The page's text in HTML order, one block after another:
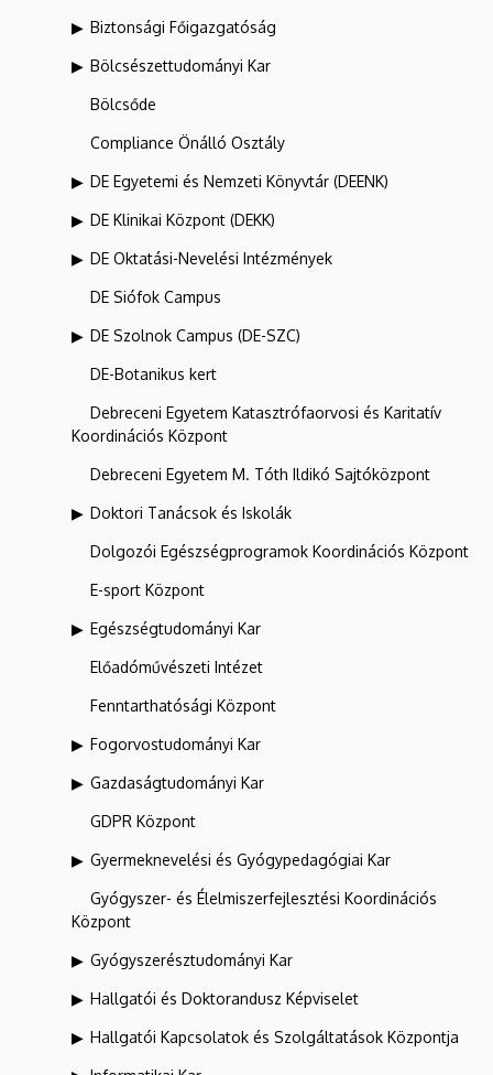
Biztonsági Főigazgatóság
Bölcsészettudományi Kar
Bölcsőde
Compliance Önálló Osztály
DE Egyetemi és Nemzeti Könyvtár (DEENK)
DE Klinikai Központ (DEKK)
DE Oktatási-Nevelési Intézmények
DE Siófok Campus
DE Szolnok Campus (DE-SZC)
DE-Botanikus kert
Debreceni Egyetem Katasztrófaorvosi és Karitatív
Koordinációs Központ
Debreceni Egyetem M. Tóth Ildikó Sajtóközpont
Doktori Tanácsok és Iskolák
Dolgozói Egészségprogramok Koordinációs Központ
E-sport Központ
Egészségtudományi Kar
Előadóművészeti Intézet
Fenntarthatósági Központ
Fogorvostudományi Kar
Gazdaságtudományi Kar
GDPR Központ
Gyermeknevelési és Gyógypedagógiai Kar
Gyógyszer- és Élelmiszerfejlesztési Koordinációs
Központ
Gyógyszerésztudományi Kar
Hallgatói és Doktorandusz Képviselet
Hallgatói Kapcsolatok és Szolgáltatások Központja